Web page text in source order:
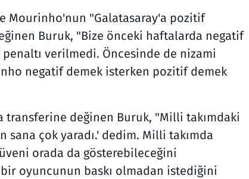
Mourinho'nun "Galatasaray'a pozitif
Buruk, "Bize önceki haftalarda negatif
penaltı verilmedi. Öncesinde de nizami
negatif demek isterken pozitif demek
transferine değinen Buruk, "Milli takımdaki
sana çok yaradı.' dedim. Milli takımda
orada da gösterebileceğini
oyuncunun baskı olmadan istediğini